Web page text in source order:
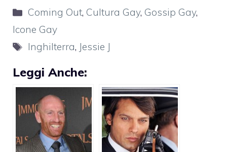
Categorie
Coming Out, Cultura Gay, Gossip Gay,
Icone Gay
Tag
Inghilterra, Jessie J
Leggi Anche: